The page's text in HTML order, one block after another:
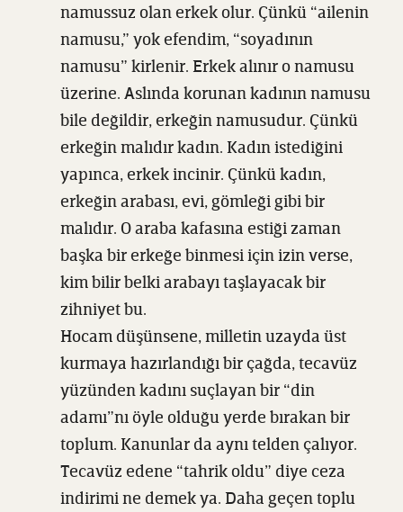
namussuz olan erkek olur. Çünkü “ailenin
namusu,” yok efendim, “soyadının
namusu” kirlenir. Erkek alınır o namusu
üzerine. Aslında korunan kadının namusu
bile değildir, erkeğin namusudur. Çünkü
erkeğin malıdır kadın. Kadın istediğini
yapınca, erkek incinir. Çünkü kadın,
erkeğin arabası, evi, gömleği gibi bir
malıdır. O araba kafasına estiği zaman
başka bir erkeğe binmesi için izin verse,
kim bilir belki arabayı taşlayacak bir
zihniyet bu.
Hocam düşünsene, milletin uzayda üst
kurmaya hazırlandığı bir çağda, tecavüz
yüzünden kadını suçlayan bir “din
adamı”nı öyle olduğu yerde bırakan bir
toplum. Kanunlar da aynı telden çalıyor.
Tecavüz edene “tahrik oldu” diye ceza
indirimi ne demek ya. Daha geçen toplu